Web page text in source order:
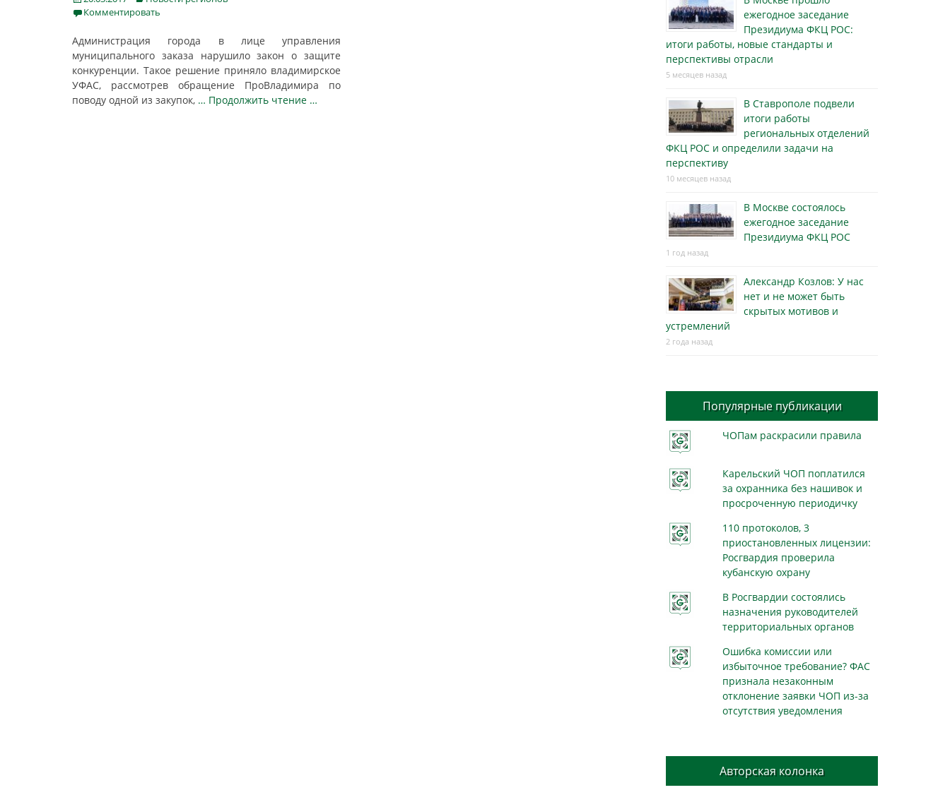
onКомментировать
Администрация города в лице управления
муниципального заказа нарушило закон о защите
конкуренции. Такое решение приняло владимирское
УФАС, рассмотрев обращение ПроВладимира по
поводу одной из закупок, … Продолжить чтение …
ежегодное заседание
Президиума ФКЦ РОС:
итоги работы, новые стандарты и
перспективы отрасли
5 месяцев назад
В Ставрополе подвели
итоги работы
региональных отделений
ФКЦ РОС и определили задачи на
перспективу
10 месяцев назад
В Москве состоялось
ежегодное заседание
Президиума ФКЦ РОС
1 год назад
Александр Козлов: У нас
нет и не может быть
скрытых мотивов и
устремлений
2 года назад
Популярные публикации
ЧОПам раскрасили правила
Карельский ЧОП поплатился
за охранника без нашивок и
просроченную периодичку
110 протоколов, 3
приостановленных лицензии:
Росгвардия проверила
кубанскую охрану
В Росгвардии состоялись
назначения руководителей
территориальных органов
Ошибка комиссии или
избыточное требование? ФАС
признала незаконным
отклонение заявки ЧОП из-за
отсутствия уведомления
Авторская колонка